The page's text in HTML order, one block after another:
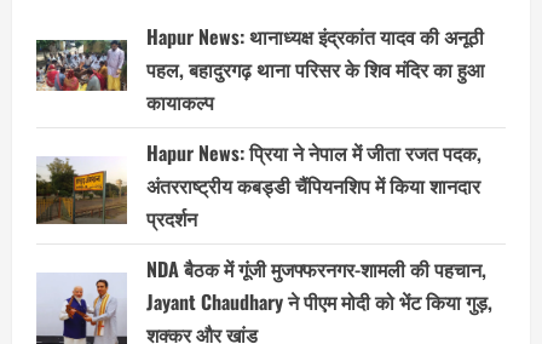
Hapur News: थानाध्यक्ष इंद्रकांत यादव की अनूठी
पहल, बहादुरगढ़ थाना परिसर के शिव मंदिर का हुआ
कायाकल्प
Hapur News: प्रिया ने नेपाल में जीता रजत पदक,
अंतरराष्ट्रीय कबड्डी चैंपियनशिप में किया शानदार
प्रदर्शन
NDA बैठक में गूंजी मुजफ्फरनगर-शामली की पहचान,
Jayant Chaudhary ने पीएम मोदी को भेंट किया गुड़,
शक्कर और खांड